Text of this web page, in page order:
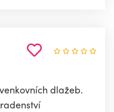
dlažeb.